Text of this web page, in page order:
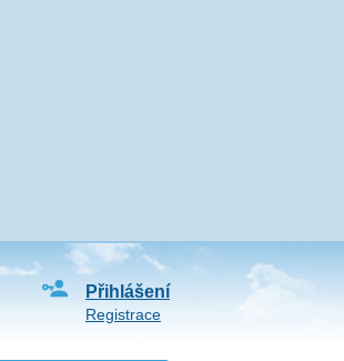
Přihlášení
Registrace